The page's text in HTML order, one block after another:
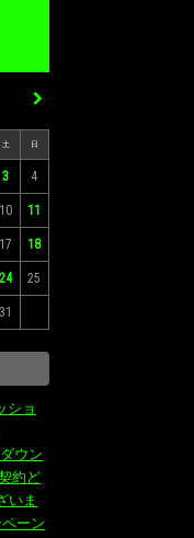
土 日
3 4
10 11
17 18
24 25
31
ショ
ウン
約ど
いま
ーン